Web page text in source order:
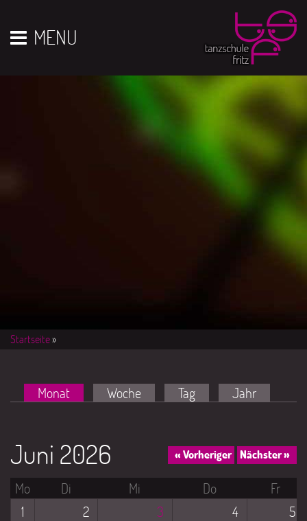
Startseite»
Haupt-Reiter
Monat (aktiver Reiter)
Woche Tag Jahr
Juni 2026 « Vorheriger Nächster »
Mo Di Mi Do
Fr
1
2 3 4 5